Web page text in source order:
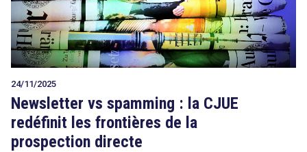
24/11/2025
Newsletter vs spamming : la CJUE
redéfinit les frontières de la
prospection directe